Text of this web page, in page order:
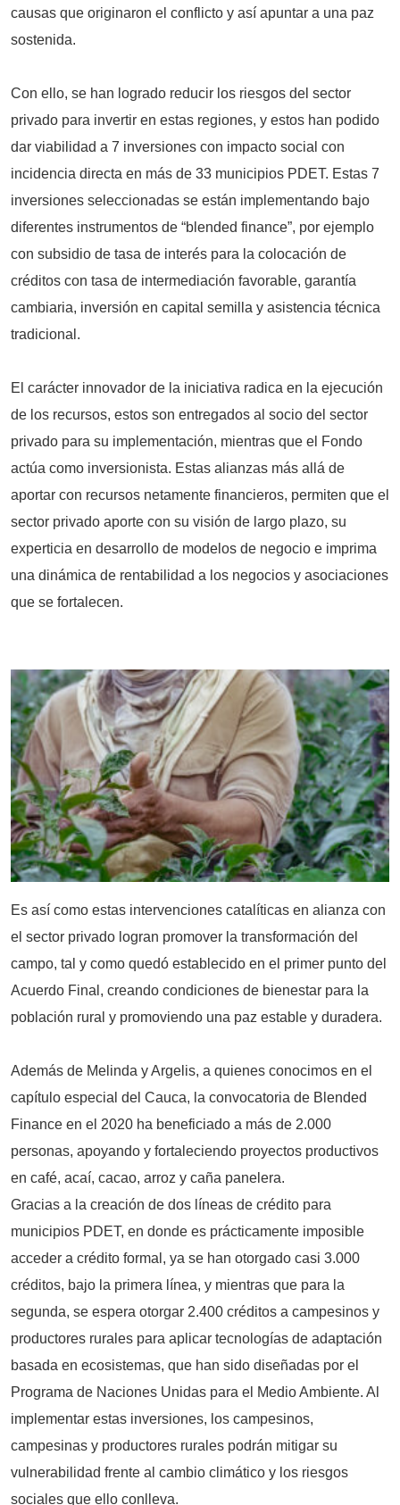
causas que originaron el conflicto y así apuntar a una paz
sostenida.
Con ello, se han logrado reducir los riesgos del sector
privado para invertir en estas regiones, y estos han podido
dar viabilidad a 7 inversiones con impacto social con
incidencia directa en más de 33 municipios PDET. Estas 7
inversiones seleccionadas se están implementando bajo
diferentes instrumentos de “blended finance”, por ejemplo
con subsidio de tasa de interés para la colocación de
créditos con tasa de intermediación favorable, garantía
cambiaria, inversión en capital semilla y asistencia técnica
tradicional.
El carácter innovador de la iniciativa radica en la ejecución
de los recursos, estos son entregados al socio del sector
privado para su implementación, mientras que el Fondo
actúa como inversionista. Estas alianzas más allá de
aportar con recursos netamente financieros, permiten que el
sector privado aporte con su visión de largo plazo, su
experticia en desarrollo de modelos de negocio e imprima
una dinámica de rentabilidad a los negocios y asociaciones
que se fortalecen.
Es así como estas intervenciones catalíticas en alianza con
el sector privado logran promover la transformación del
campo, tal y como quedó establecido en el primer punto del
Acuerdo Final, creando condiciones de bienestar para la
población rural y promoviendo una paz estable y duradera.
Además de Melinda y Argelis, a quienes conocimos en el
capítulo especial del Cauca, la convocatoria de Blended
Finance en el 2020 ha beneficiado a más de 2.000
personas, apoyando y fortaleciendo proyectos productivos
en café, acaí, cacao, arroz y caña panelera.
Gracias a la creación de dos líneas de crédito para
municipios PDET, en donde es prácticamente imposible
acceder a crédito formal, ya se han otorgado casi 3.000
créditos, bajo la primera línea, y mientras que para la
segunda, se espera otorgar 2.400 créditos a campesinos y
productores rurales para aplicar tecnologías de adaptación
basada en ecosistemas, que han sido diseñadas por el
Programa de Naciones Unidas para el Medio Ambiente. Al
implementar estas inversiones, los campesinos,
campesinas y productores rurales podrán mitigar su
vulnerabilidad frente al cambio climático y los riesgos
sociales que ello conlleva.